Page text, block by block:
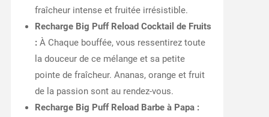
fraîcheur intense et fruitée irrésistible.
Recharge Big Puff Reload Cocktail de Fruits
:À Chaque bouffée, vous ressentirez toute
la douceur de ce mélange et sa petite
pointe de fraîcheur. Ananas, orange et fruit
de la passion sont au rendez-vous.
Recharge Big Puff Reload Barbe à Papa :